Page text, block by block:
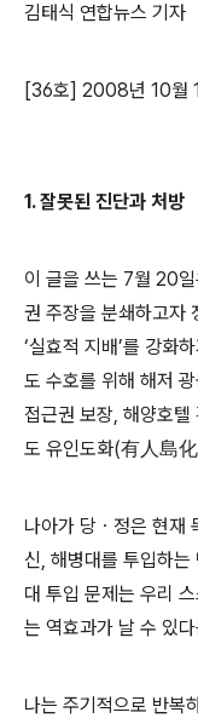
김태식 연합뉴스 기자
[36호] 2008년 10월
1. 잘못된 진단과 처방
이 글을 쓰는 7월 20
권 주장을 분쇄하고자
‘실효적 지배’를 강화
도 수호를 위해 해저
접근권 보장, 해양호텔
도 유인도화(有人島化
나아가 당ㆍ정은 현재
신, 해병대를 투입하는
대 투입 문제는 우리
는 역효과가 날 수 있
나는 주기적으로 반복